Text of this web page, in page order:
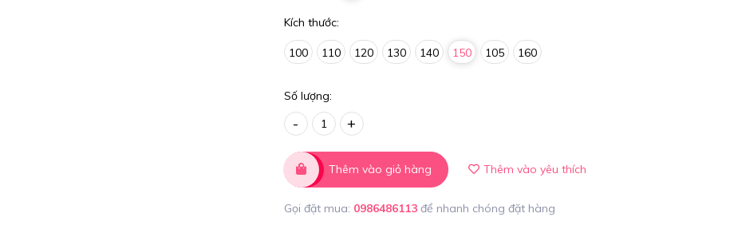
Kích thước:
100 110 120 130 140 150 105 160
Số lượng:
- +
Thêm vào giỏ hàng Thêm vào yêu thích
Gọi đặt mua: 0986486113 để nhanh chóng đặt hàng